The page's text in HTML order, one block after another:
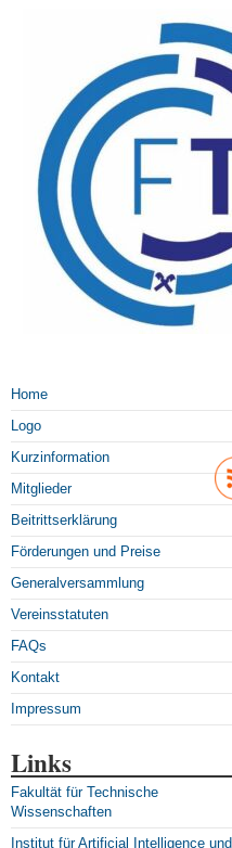
Home
Logo
Kurzinformation
Mitglieder
Beitrittserklärung
Förderungen und Preise
Generalversammlung
Vereinsstatuten
FAQs
Kontakt
Impressum
Links
Fakultät für Technische
Wissenschaften
Institut für Artificial Intelligence und